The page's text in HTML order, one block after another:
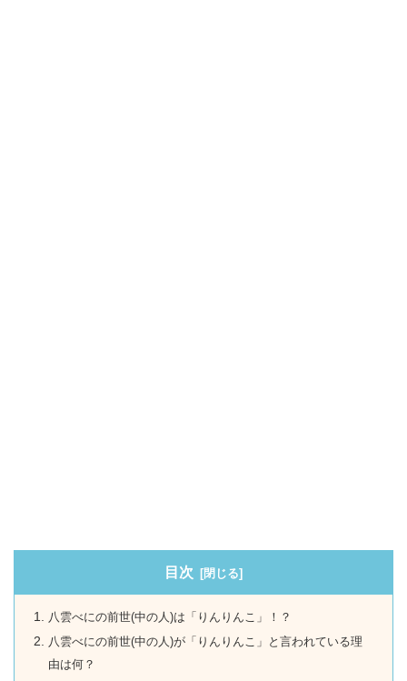
目次
八雲べにの前世(中の人)は「りんりんこ」！？
八雲べにの前世(中の人)が「りんりんこ」と言われている理
由は何？